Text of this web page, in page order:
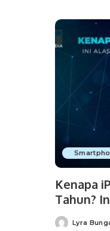
Kenapa
Tahun?
PostedLyra